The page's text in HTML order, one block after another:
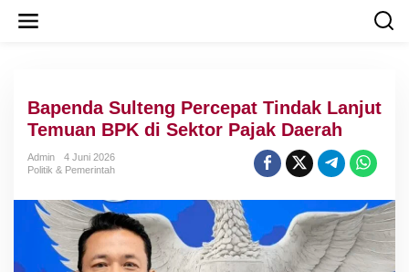
Bapenda Sulteng Percepat Tindak Lanjut
Temuan BPK di Sektor Pajak Daerah
Admin
4 Juni 2026
Politik & Pemerintah